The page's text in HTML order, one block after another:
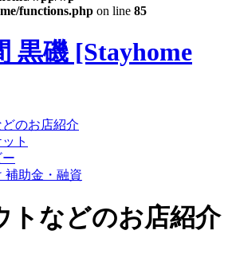
functions.php on line 85
黒磯 [Stayhome
のお店紹介
ト
補助金・融資
トなどのお店紹介